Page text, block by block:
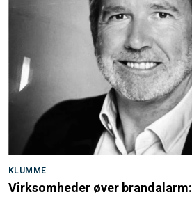
KLUMME
Virksomheder øver brandalarm: